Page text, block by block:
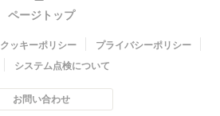
ページトップ
クッキーポリシー
プライバシーポリシー
システム点検について
お問い合わせ